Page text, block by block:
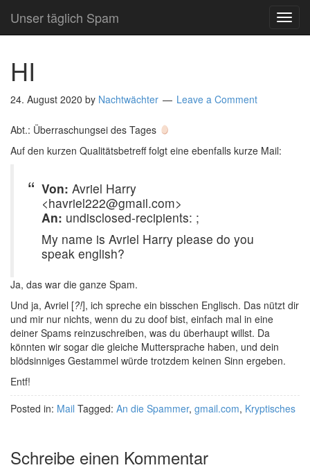
Unser täglich Spam
HI
24. August 2020 by Nachtwächter Leave a Comment
Abt.: Überraschungsei des Tages
Auf den kurzen Qualitätsbetreff folgt eine ebenfalls kurze Mail:
Von: Avriel Harry
<havriel222@gmail.com>
An: undisclosed-recipients: ;
My name is Avriel Harry please do you
speak english?
Ja, das war die ganze Spam.
Und ja, Avriel [?!], ich spreche ein bisschen Englisch. Das nützt dir
und mir nur nichts, wenn du zu doof bist, einfach mal in eine
deiner Spams reinzuschreiben, was du überhaupt willst. Da
könnten wir sogar die gleiche Muttersprache haben, und dein
blödsinniges Gestammel würde trotzdem keinen Sinn ergeben.
Entf!
Posted in: Mail Tagged: An die Spammer, gmail.com, Kryptisches
Schreibe einen Kommentar